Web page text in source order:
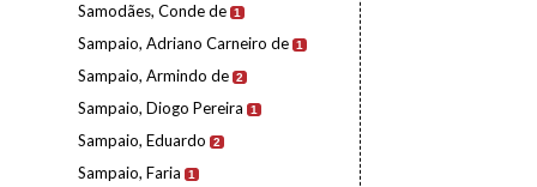
Samodães, Conde de 1
Sampaio, Adriano Carneiro de 1
Sampaio, Armindo de 2
Sampaio, Diogo Pereira 1
Sampaio, Eduardo 2
Sampaio, Faria 1